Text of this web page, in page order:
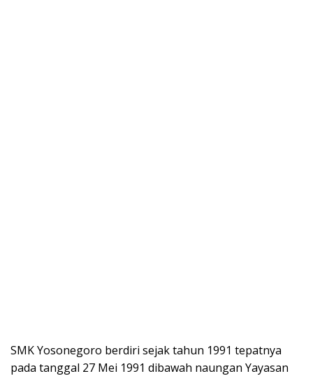
SMK Yosonegoro berdiri sejak tahun 1991 tepatnya
pada tanggal 27 Mei 1991 dibawah naungan Yayasan